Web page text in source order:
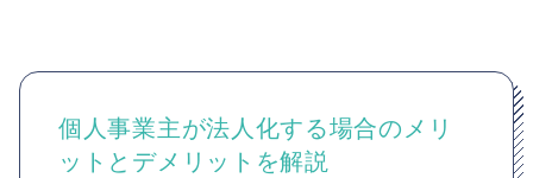
個人事業主が法人化する場合のメリ
ットとデメリットを解説